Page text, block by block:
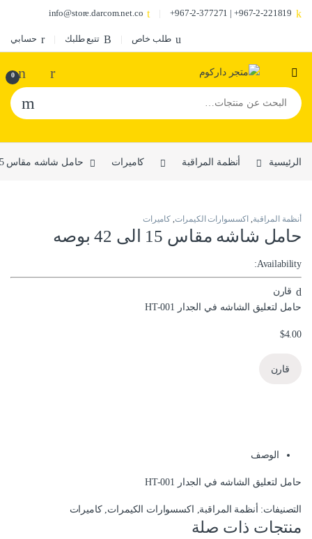
967-2-221819+ | 967-2-377271+
info@store.darcom.net.co
طلب خاص تتبع طلبك حسابي
0
البحث عن:
الرئيسية أنظمة المراقبة كاميرات حامل شاشه مقاس 15 الى 42 بوصه
أنظمة المراقبة, اكسسوارات الكيمرات, كاميرات
حامل شاشه مقاس 15 الى 42 بوصه
Availability:
قارن
حامل لتعليق الشاشه في الجدار HT-001
$4.00
قارن
الوصف
حامل لتعليق الشاشه في الجدار HT-001
التصنيفات: أنظمة المراقبة, اكسسوارات الكيمرات,كاميرات
منتجات ذات صلة